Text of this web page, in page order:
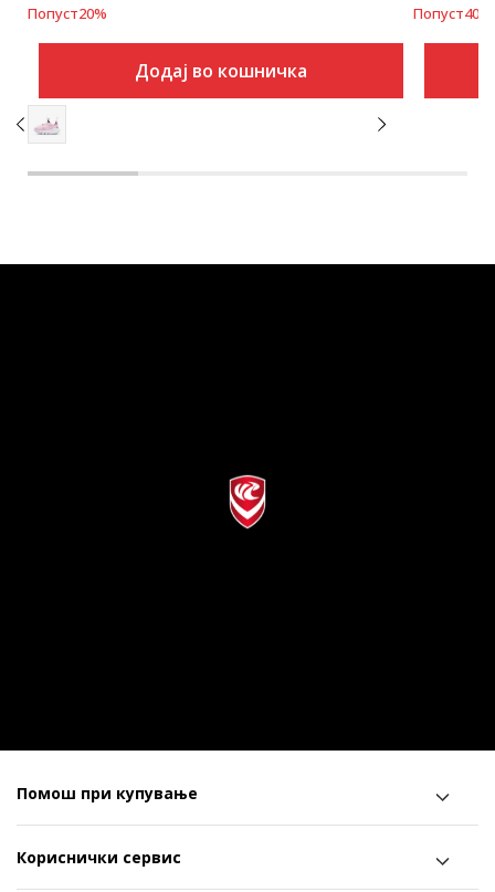
Попуст20%
Додај во кошничка
Попуст40
Помош при купување
Кориснички сервис